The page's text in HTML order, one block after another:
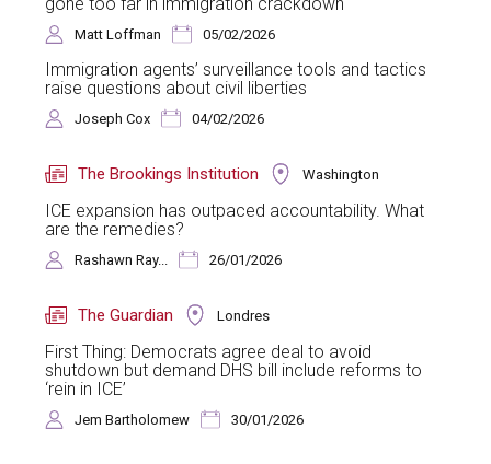
Matt Loffman 05/02/2026
Immigration agents’ surveillance tools and tactics
raise questions about civil liberties
Joseph Cox 04/02/2026
The Brookings Institution Washington
ICE expansion has outpaced accountability. What
are the remedies?
Rashawn Ray... 26/01/2026
The Guardian Londres
First Thing: Democrats agree deal to avoid
shutdown but demand DHS bill include reforms to
‘rein in ICE’
Jem Bartholomew 30/01/2026